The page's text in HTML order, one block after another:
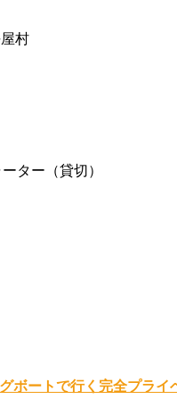
村
ター（貸切）
ボートで行く完全プラ